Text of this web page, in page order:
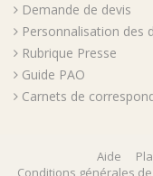
Demande de devis
Personnalisation des
Rubrique Presse
Guide PAO
Carnets de
Aide
Conditions générales